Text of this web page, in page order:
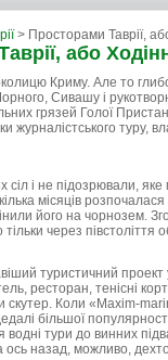
> Просторами Таврії,
або
Криму. Але то
Сивашу і
грязей Голої
журналістського туру,
і не підозрювали,
місяців
його на чорнозем.
через
туристичний
ресторан, тенісні
скутер. Коли «Maxim-
більшої
тури до винних
назад, можливо,